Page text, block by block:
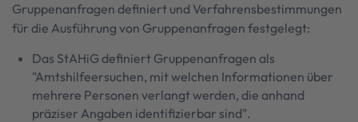
Gruppenanfragen definiert und Verfahrensbestimmungen
für die Ausführung von Gruppenanfragen festgelegt:
Das StAHiG definiert Gruppenanfragen als
"Amtshilfeersuchen, mit welchen Informationen über
mehrere Personen verlangt werden, die anhand
präziser Angaben identifizierbar sind".